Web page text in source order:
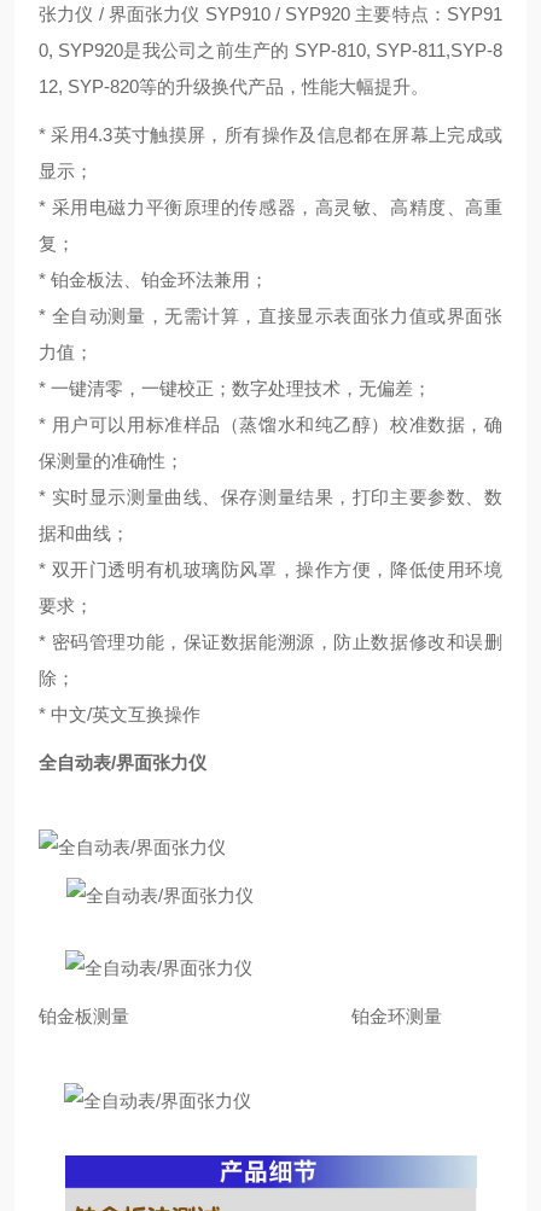
张力仪 / 界面张力仪 SYP910 / SYP920 主要特点： SYP91
0, SYP920是我公司之前生产的 SYP-810, SYP-811,SYP-8
12, SYP-820等的升级换代产品，性能大幅提升。
* 采用4.3英寸触摸屏，所有操作及信息都在屏幕上完成或
显示；
* 采用电磁力平衡原理的传感器，高灵敏、高精度、高重
复；
* 铂金板法、铂金环法兼用；
* 全自动测量，无需计算，直接显示表面张力值或界面张
力值；
* 一键清零，一键校正；数字处理技术，无偏差；
* 用户可以用标准样品（蒸馏水和纯乙醇）校准数据，确
保测量的准确性；
* 实时显示测量曲线、保存测量结果，打印主要参数、数
据和曲线；
* 双开门透明有机玻璃防风罩，操作方便，降低使用环境
要求；
* 密码管理功能，保证数据能溯源，防止数据修改和误删
除；
* 中文/英文互换操作
全自动表/界面张力仪
铂金板测量 铂金环测量